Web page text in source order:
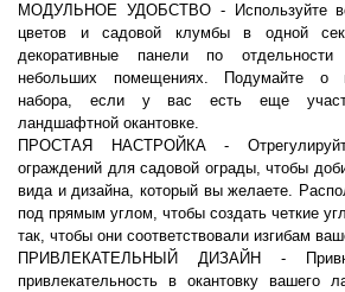
МОДУЛЬНОЕ УДОБСТВО - Используйте
цветов и садовой клумбы в одной
декоративные панели по
небольших помещениях. Подумайте о
набора, если у вас есть еще
ландшафтной окантовке.
ПРОСТАЯ НАСТРОЙКА -
ограждений для садовой ограды, чтобы
вида и дизайна, который вы желаете.
под прямым углом, чтобы создать четкие
так, чтобы они соответствовали изгибам
ПРИВЛЕКАТЕЛЬНЫЙ ДИЗАЙН -
привлекательность в окантовку